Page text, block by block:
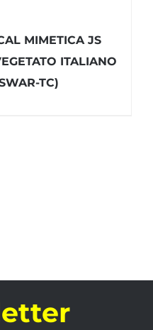
MIMETICA JS
ITALIANO
TC)